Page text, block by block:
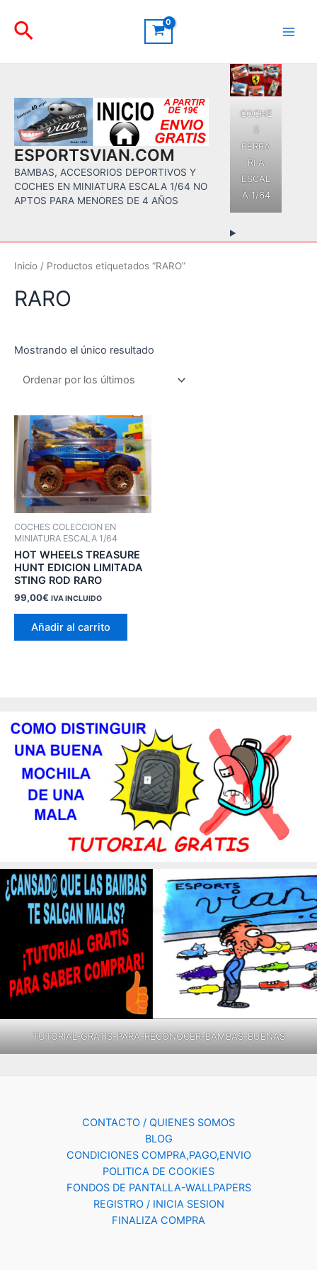
contenido
Buscar
ESPORTSVIAN.COM
BAMBAS, ACCESORIOS DEPORTIVOS Y
COCHES EN MINIATURA ESCALA 1/64 NO
APTOS PARA MENORES DE 4 AÑOS
COCHE
S
FERRA
RI A
ESCAL
A 1/64
Inicio / Productos etiquetados “RARO”
RARO
Mostrando el único resultado
COCHES COLECCION EN
MINIATURA ESCALA 1/64
HOT WHEELS TREASURE
HUNT EDICION LIMITADA
STING ROD RARO
99,00€ IVA INCLUIDO
Añadir al carrito
TUTORIAL-GRATIS-PARA-RECONOCER-BAMBAS-BUENAS
CONTACTO / QUIENES SOMOS
BLOG
CONDICIONES COMPRA,PAGO,ENVIO
POLITICA DE COOKIES
FONDOS DE PANTALLA-WALLPAPERS
REGISTRO / INICIA SESION
FINALIZA COMPRA